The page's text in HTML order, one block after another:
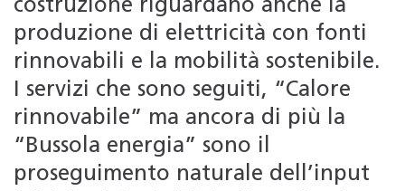
costruzione riguardano anche la
produzione di elettricità con fonti
rinnovabili e la mobilità sostenibile.
I servizi che sono seguiti, “Calore
rinnovabile” ma ancora di più la
“Bussola energia” sono il
proseguimento naturale dell’input